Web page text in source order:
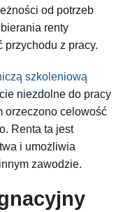
od potrzeb
renty
z pracy.
szkoleniową
niezdolne do pracy
orzeczono celowość
Renta ta jest
i umożliwia
zawodzie.